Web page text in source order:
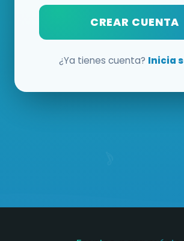
CREAR CUENTA
¿Ya tienes cuenta? Inicia